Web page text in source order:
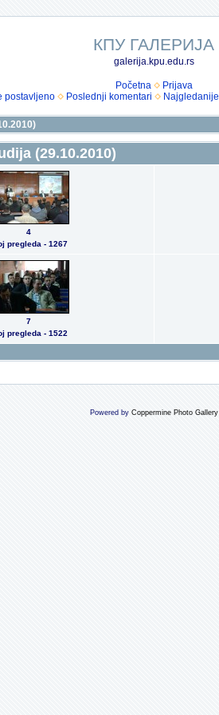
КПУ ГАЛЕРИЈА
galerija.kpu.edu.rs
Početna
Prijava
postavljeno Poslednji komentari Najgledanije
(29.10.2010)
4
pregleda - 1267
7
pregleda - 1522
Powered by Coppermine Photo Gallery